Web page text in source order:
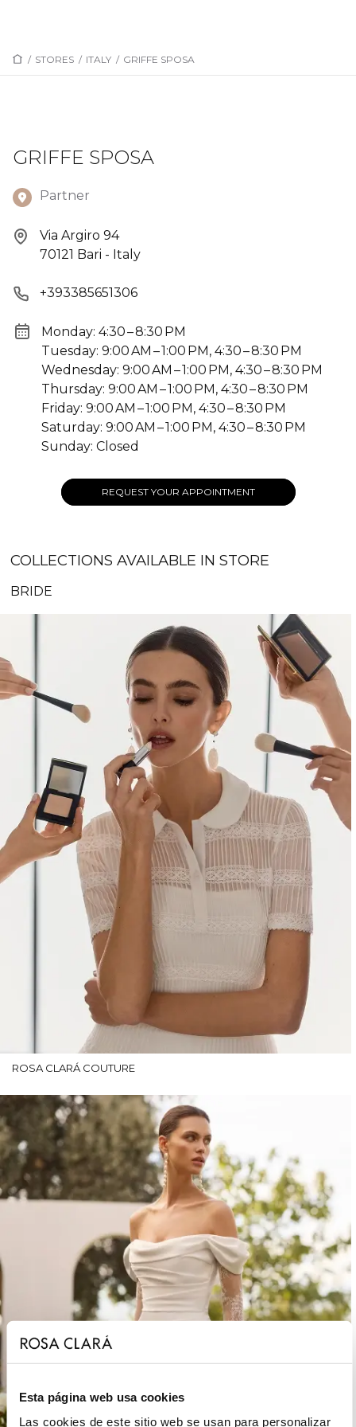
Esta página web usa cookies
Las cookies de este sitio web se usan para personalizar
/ STORES / ITALY / GRIFFE SPOSA
GRIFFE SPOSA
Partner
Via Argiro 94
70121 Bari - Italy
+393385651306
Monday: 4:30 – 8:30 PM
Tuesday: 9:00 AM – 1:00 PM, 4:30 – 8:30 PM
Wednesday: 9:00 AM – 1:00 PM, 4:30 – 8:30 PM
Thursday: 9:00 AM – 1:00 PM, 4:30 – 8:30 PM
Friday: 9:00 AM – 1:00 PM, 4:30 – 8:30 PM
Saturday: 9:00 AM – 1:00 PM, 4:30 – 8:30 PM
Sunday: Closed
REQUEST YOUR APPOINTMENT
COLLECTIONS AVAILABLE IN STORE
BRIDE
ROSA CLARÁ COUTURE